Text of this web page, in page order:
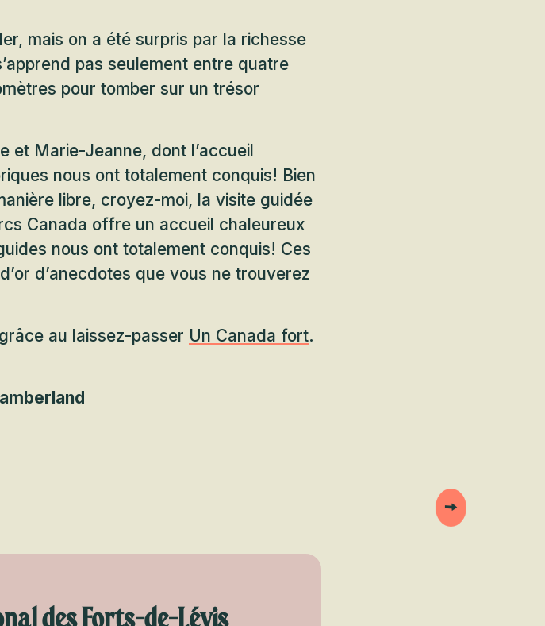
mais on a été surpris par la richesse
pas seulement entre quatre
pour tomber sur un trésor
et Marie-Jeanne, dont l’accueil
nous ont totalement conquis! Bien
libre, croyez-moi, la visite guidée
Canada offre un accueil chaleureux
nous ont totalement conquis! Ces
d’anecdotes que vous ne trouverez
au laissez-passer Un Canada fort.
des Forts-de-Lévis